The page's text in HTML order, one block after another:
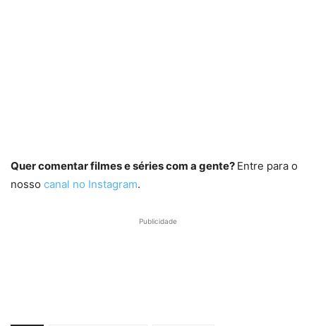
Quer comentar filmes e séries com a gente? Entre para o
nosso canal no Instagram.
Publicidade